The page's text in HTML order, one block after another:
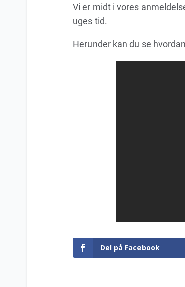
Vi er midt i vores
uges tid.
Herunder kan du se
Del på Facebook